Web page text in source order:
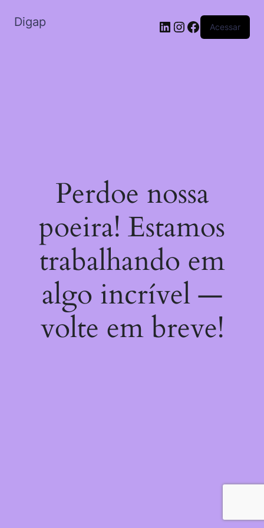
Digap Acessar
Perdoe nossa
poeira! Estamos
trabalhando em
algo incrível —
volte em breve!